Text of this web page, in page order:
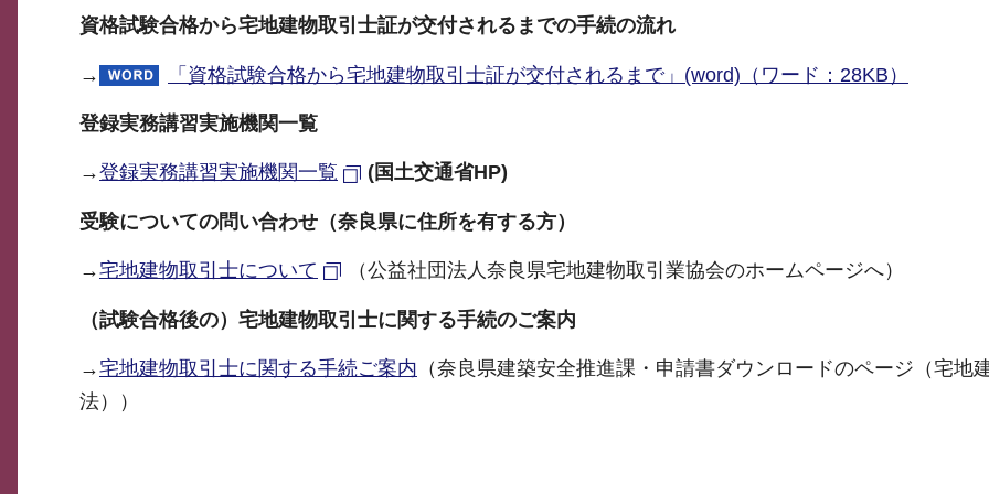
資格試験合格から宅地建物取引士証が交付されるまでの手続の流れ
→ 「資格試験合格から宅地建物取引士証が交付されるまで」(word)（ワード：28KB）
登録実務講習実施機関一覧
→登録実務講習実施機関一覧 (国土交通省HP)
受験についての問い合わせ（奈良県に住所を有する方）
→宅地建物取引士について （公益社団法人奈良県宅地建物取引業協会のホームページへ）
（試験合格後の）宅地建物取引士に関する手続のご案内
→宅地建物取引士に関する手続ご案内 （奈良県建築安全推進課・申請書ダウンロードのページ（宅地
法））